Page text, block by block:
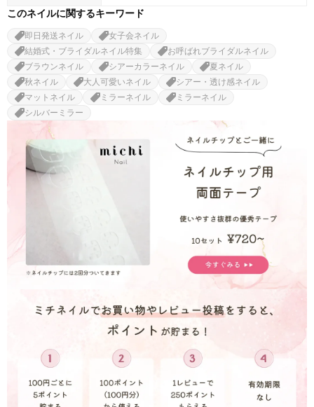
このネイルに関するキーワード
即日発送ネイル
女子会ネイル
結婚式・ブライダルネイル特集
お呼ばれブライダルネイル
ブラウンネイル
シアーカラーネイル
夏ネイル
秋ネイル
大人可愛いネイル
シアー・透け感ネイル
マットネイル
ミラーネイル
ミラーネイル
シルバーミラー